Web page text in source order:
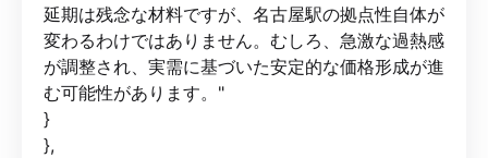
延期は残念な材料ですが、名古屋駅の拠点性自体が
変わるわけではありません。むしろ、急激な過熱感
が調整され、実需に基づいた安定的な価格形成が進
む可能性があります。"
}
},